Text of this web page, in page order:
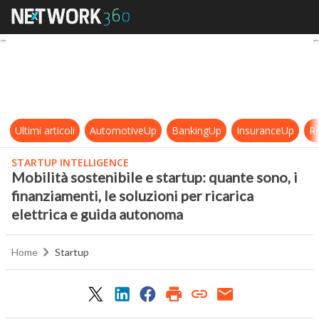
Mobilità sostenibile e startup:
Ultimi articoli AutomotiveUp BankingUp InsuranceUp
STARTUP INTELLIGENCE
Mobilità sostenibile e startup: quante sono, i
finanziamenti, le soluzioni per ricarica
elettrica e guida autonoma
Home Startup